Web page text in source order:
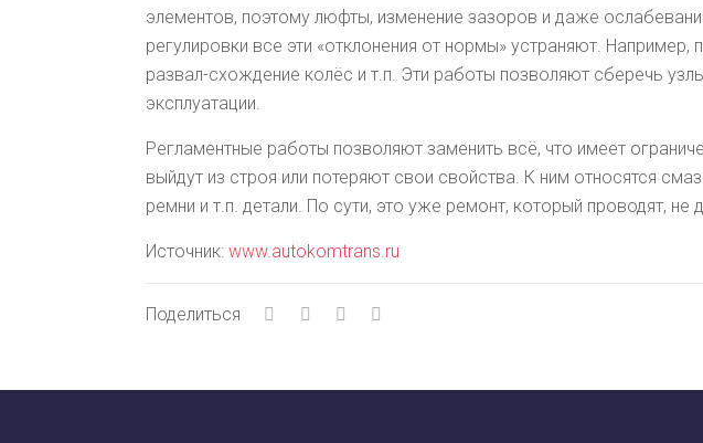
элементов, поэтому люфты, изменение зазоров и даже
регулировки все эти «отклонения от нормы» устраняют.
развал-схождение колёс и т.п. Эти работы позволяют сберечь
эксплуатации.
Регламентные работы позволяют заменить всё, что имеет
выйдут из строя или потеряют свои свойства. К ним относятся
ремни и т.п. детали. По сути, это уже ремонт, который проводят,
Источник:www.autokomtrans.ru
Поделиться